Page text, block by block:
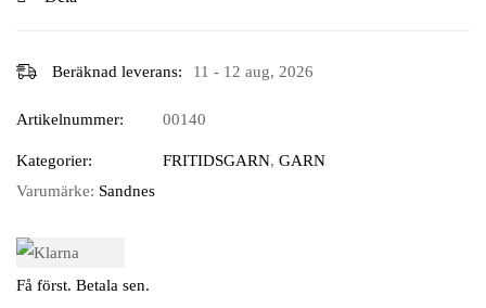
Beräknad leverans: 11 - 12 aug, 2026
Artikelnummer: 00140
Kategorier: FRITIDSGARN, GARN
Varumärke: Sandnes
Få först. Betala sen.